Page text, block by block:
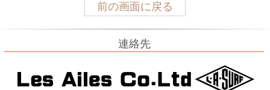
前の画面に戻る
連絡先